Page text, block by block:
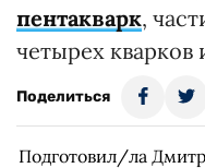
пентакварк,
четырех кварков
Поделиться
Подготовил/ла